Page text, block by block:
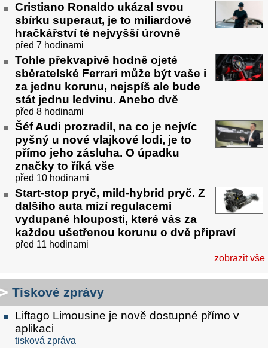
Cristiano Ronaldo ukázal svou
sbírku superaut, je to miliardové
hračkářství té nejvyšší úrovně
před 7 hodinami
Tohle překvapivě hodně ojeté
sběratelské Ferrari může být vaše i
za jednu korunu, nejspíš ale bude
stát jednu ledvinu. Anebo dvě
před 8 hodinami
Šéf Audi prozradil, na co je nejvíc
pyšný u nové vlajkové lodi, je to
přímo jeho zásluha. O úpadku
značky to říká vše
před 10 hodinami
Start-stop pryč, mild-hybrid pryč. Z
dalšího auta mizí regulacemi
vydupané hlouposti, které vás za
každou ušetřenou korunu o dvě připraví
před 11 hodinami
zobrazit vše
Tiskové zprávy
Liftago Limousine je nově dostupné přímo v
aplikaci
tisková zpráva